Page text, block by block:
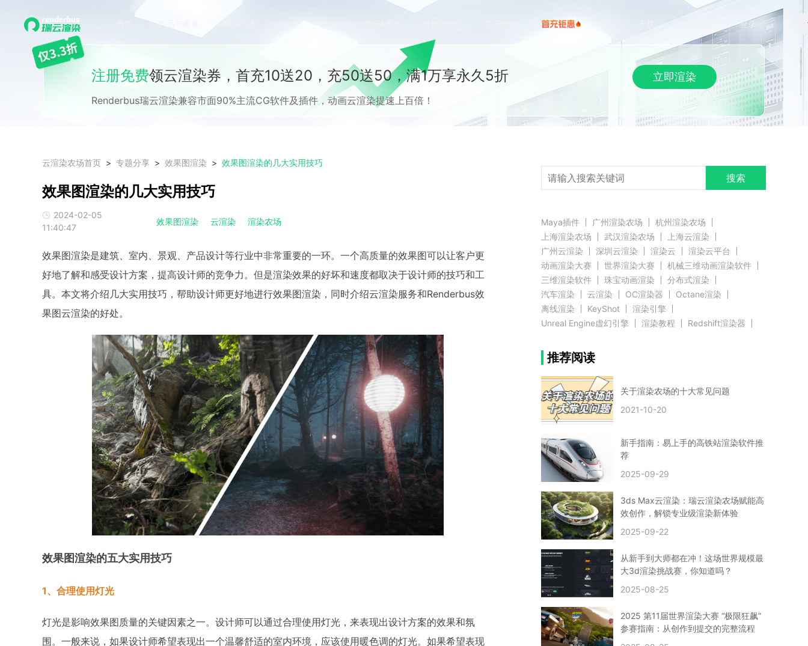
产品与服务 登录
注册免费领云渲染券，首充10送20，充50送50，满1万享永久5折
Renderbus瑞云渲染兼容市面90%主流CG软件及插件，动画云渲染提速上百倍！
立即渲染
云渲染农场首页 专题分享 效果图渲染 效果图渲染的几大实用技巧
效果图渲染的几大实用技巧
2024-02-05
11:40:47
效果图渲染 云渲染 渲染农场
效果图渲染是建筑、室内、景观、产品设计等行业中非常重要的一环。一个高质量的效果图可以让客户更
好地了解和感受设计方案，提高设计师的竞争力。但是渲染效果的好坏和速度都取决于设计师的技巧和工
具。本文将介绍几大实用技巧，帮助设计师更好地进行效果图渲染，同时介绍云渲染服务和Renderbus效
果图云渲染的好处。
效果图渲染的五大实用技巧
1、合理使用灯光
灯光是影响效果图质量的关键因素之一。设计师可以通过合理使用灯光，来表现出设计方案的效果和氛
围。一般来说，如果设计师希望表现出一个温馨舒适的室内环境，应该使用暖色调的灯光。如果希望表现
搜索
Maya插件 广州渲染农场
杭州渲染农场
上海渲染农场
武汉渲染农场
上海云渲染
广州云渲染
深圳云渲染 渲染云
渲染云平台
动画渲染大赛
世界渲染大赛
机械三维动画渲染软件
三维渲染软件
珠宝动画渲染
分布式渲染
汽车渲染
云渲染 OC渲染器
Octane渲染
离线渲染
KeyShot
渲染引擎
Unreal Engine虚幻引擎
渲染教程
Redshift渲染器
推荐阅读
3D模型教程
云渲染农场使用教程
渲染图黑色
云渲染农场价格
建筑效果图渲染
渲染速度慢
贴图教程
CG角色制作心得
动画渲染 在线渲染
渲染技巧
雕刻3D模型
Blender云端渲染
maya渲染 CG动画
动画制作
Blender
CG渲染 渲染农场
3dmax云端渲染
渲染图
CG原画
clarisse教程
拟真人物制作 实时渲染
视觉效果
视觉特效
特效 VRay制作案例
VFX案例
手动渲染农场
云渲染小课堂
CPU渲染
Arnold案例
vr渲染器
效果图渲染 免费云渲染
Autodesk
2D转3D
SU渲染 圣诞短片
风暴幽灵船
云渲染大咖专访
CG电影云渲染案例
Houdini建模案例
CG人物制作
Maya基础知识
Blender渲染技巧
3ds Max资讯
3ds Max教程
CG软件资讯
3d云渲染
3dmax渲染
推荐阅读
关于渲染农场的十大常见问题
2021-10-20
新手指南：易上手的高铁站渲染软件推
荐
2025-09-29
3ds Max云渲染：瑞云渲染农场赋能高
效创作，解锁专业级渲染新体验
2025-09-22
从新手到大师都在冲！这场世界规模最
大3d渲染挑战赛，你知道吗？
2025-08-25
2025 第11届世界渲染大赛 “极限狂飙”
参赛指南：从创作到提交的完整流程